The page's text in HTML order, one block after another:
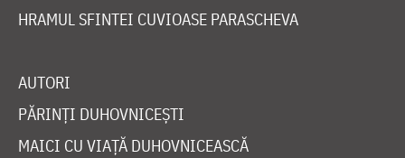
HRAMUL SFINTEI CUVIOASE PARASCHEVA
AUTORI
PĂRINȚI DUHOVNICEȘTI
MAICI CU VIAȚĂ DUHOVNICEASCĂ